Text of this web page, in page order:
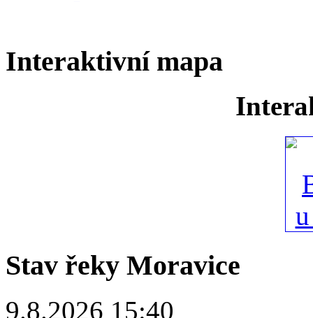
Interaktivní mapa
Stav řeky Moravice
9.8.2026 15:40